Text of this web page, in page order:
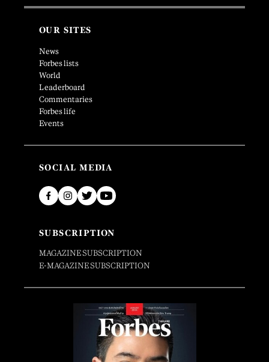
OUR SITES
News
Forbes lists
World
Leaderboard
Commentaries
Forbes life
Events
SOCIAL MEDIA
SUBSCRIPTION
MAGAZINE SUBSCRIPTION
E-MAGAZINE SUBSCRIPTION